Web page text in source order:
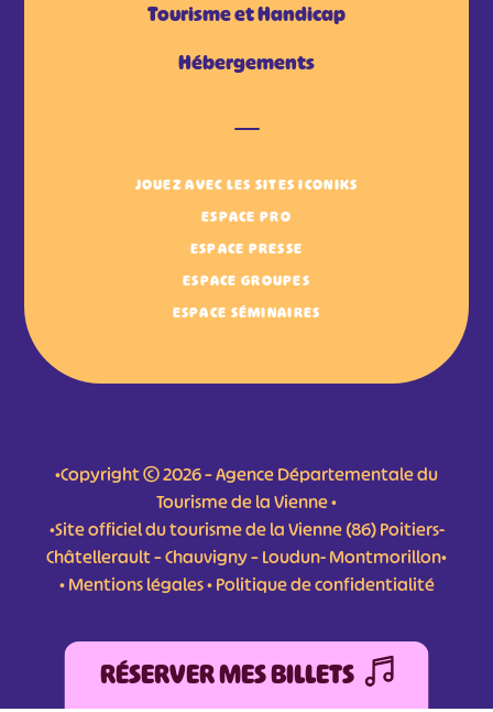
Tourisme et Handicap
Hébergements
JOUEZ AVEC LES SITES ICONIKS
ESPACE PRO
ESPACE PRESSE
ESPACE GROUPES
ESPACE SÉMINAIRES
•Copyright © 2026 – Agence Départementale du
Tourisme de la Vienne •
•Site officiel du tourisme de la Vienne (86) Poitiers-
Châtellerault – Chauvigny – Loudun- Montmorillon•
•Mentions légales•Politique de confidentialité
RÉSERVER MES BILLETS